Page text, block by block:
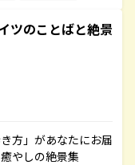
ツのことばと絶景
方」があなたにお届
やしの絶景集